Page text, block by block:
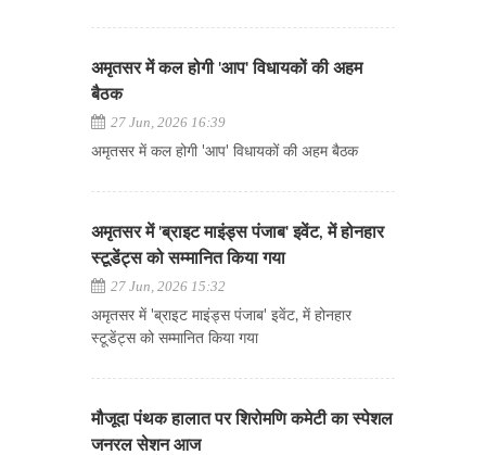
अमृतसर में कल होगी 'आप' विधायकों की अहम
बैठक
27 Jun, 2026 16:39
अमृतसर में कल होगी 'आप' विधायकों की अहम बैठक
अमृतसर में 'ब्राइट माइंड्स पंजाब' इवेंट, में होनहार
स्टूडेंट्स को सम्मानित किया गया
27 Jun, 2026 15:32
अमृतसर में 'ब्राइट माइंड्स पंजाब' इवेंट, में होनहार
स्टूडेंट्स को सम्मानित किया गया
मौजूदा पंथक हालात पर शिरोमणि कमेटी का स्पेशल
जनरल सेशन आज